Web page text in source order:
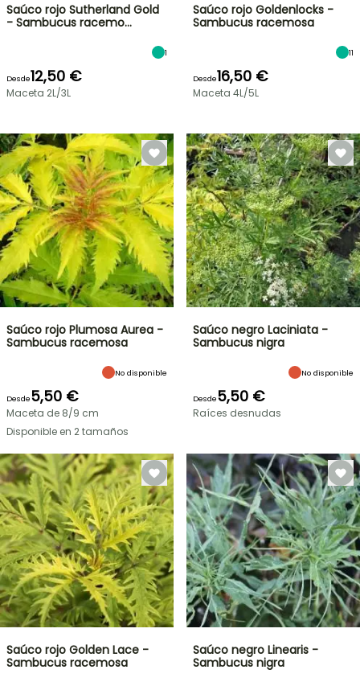
Saúco rojo Sutherland Gold
- Sambucus racemo…
1
Desde12,50 €
Maceta 2L/3L
Saúco rojo Goldenlocks -
Sambucus racemosa
11
Desde16,50 €
Maceta 4L/5L
Saúco rojo Plumosa Aurea -
Sambucus racemosa
No disponible
Desde5,50 €
Maceta de 8/9 cm
Disponible en 2 tamaños
Saúco negro Laciniata -
Sambucus nigra
No disponible
Desde5,50 €
Raíces desnudas
Saúco rojo Golden Lace -
Sambucus racemosa
Saúco negro Linearis -
Sambucus nigra